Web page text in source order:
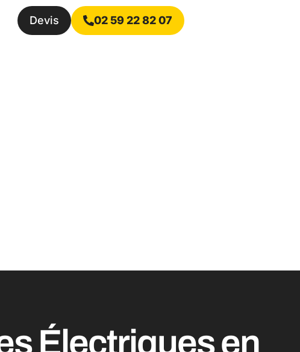
Devis 02 59 22 82 07
Électriques en